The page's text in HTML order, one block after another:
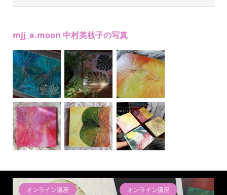
mjj_a.moon 中村美枝子の写真
オンライン講座 オンライン講座